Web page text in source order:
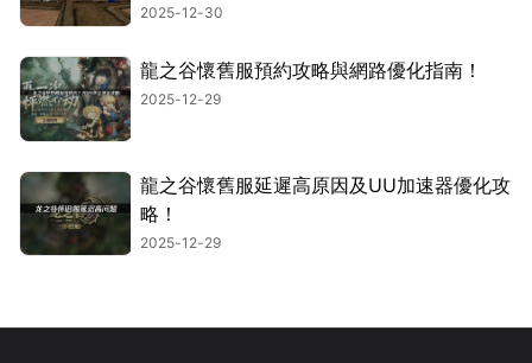
2025-12-30
龍之谷懷舊服預約攻略與網路優化指南！
2025-12-29
龍之谷懷舊服延遲高原因及UU加速器優化攻
略！
2025-12-29